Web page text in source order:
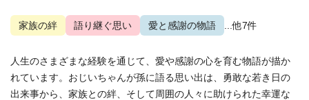
家族の絆 語り継ぐ思い 愛と感謝の物語 ...他7件
人生のさまざまな経験を通じて、愛や感謝の心を育む物語が描か
れています。おじいちゃんが孫に語る思い出は、勇敢な若き日の
出来事から、家族との絆、そして周囲の人々に助けられた幸運な